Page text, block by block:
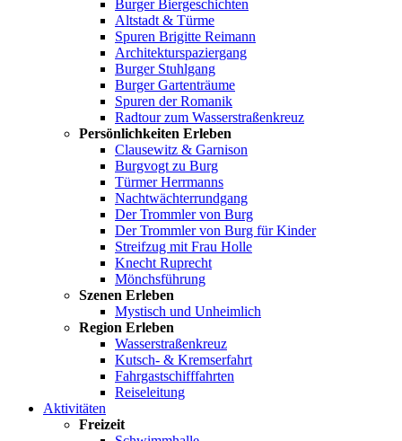
Burger Biergeschichten
Altstadt & Türme
Spuren Brigitte Reimann
Architekturspaziergang
Burger Stuhlgang
Burger Gartenträume
Spuren der Romanik
Radtour zum Wasserstraßenkreuz
Persönlichkeiten Erleben
Clausewitz & Garnison
Burgvogt zu Burg
Türmer Herrmanns
Nachtwächterrundgang
Der Trommler von Burg
Der Trommler von Burg für Kinder
Streifzug mit Frau Holle
Knecht Ruprecht
Mönchsführung
Szenen Erleben
Mystisch und Unheimlich
Region Erleben
Wasserstraßenkreuz
Kutsch- & Kremserfahrt
Fahrgastschifffahrten
Reiseleitung
Aktivitäten
Freizeit